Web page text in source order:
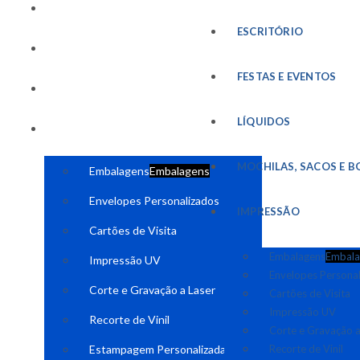
EmbalagensEmbalagens
Envelopes Personalizados
Cartões de Visita
Impressão UV
Corte e Gravação a Laser
Recorte de Vinil
Estampagem Personalizada
ESCRITÓRIO
FESTAS E EVENTOS
LÍQUIDOS
MOCHILAS, SACOS E
IMPRESSÃO
Embalagens
Envelopes
Cartões de Visita
Impressão UV
Corte e Gravação
Recorte de Vinil